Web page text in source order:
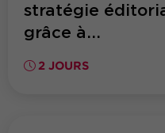
stratégie
grâce à...
2 JOURS